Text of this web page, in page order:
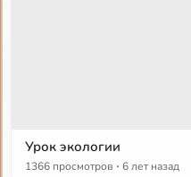
Урок экологии
1366 просмотров · 6 лет назад